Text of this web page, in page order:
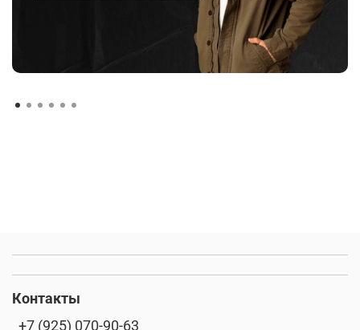
Контакты
+7 (925) 070-90-63